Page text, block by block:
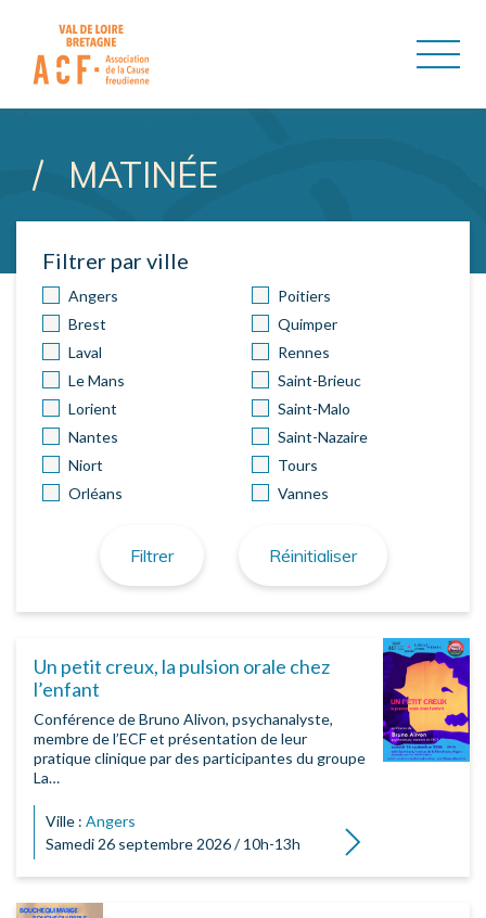
ASSOCIATION DE LA
MATINÉE
Filtrer par ville
Angers
Brest
Laval
Le Mans
Lorient
Nantes
Niort
Orléans
Poitiers
Quimper
Rennes
Saint-Brieuc
Saint-Malo
Saint-Nazaire
Tours
Vannes
Filtrer Réinitialiser
Un petit creux, la pulsion orale chez
l’enfant
Conférence de Bruno Alivon, psychanalyste,
membre de l’ECF et présentation de leur
pratique clinique par des participantes du groupe
La…
Ville : Angers
Samedi 26 septembre 2026 / 10h-13h
Lire la suite